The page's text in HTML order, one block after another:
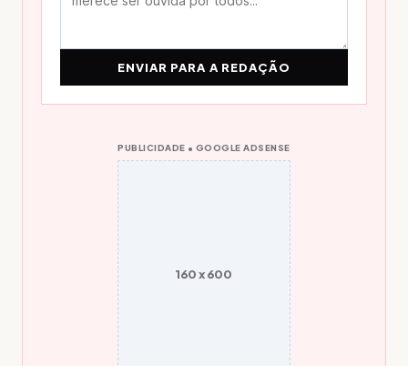
ENVIAR PARA A REDAÇÃO
PUBLICIDADE • GOOGLE ADSENSE
160 x 600